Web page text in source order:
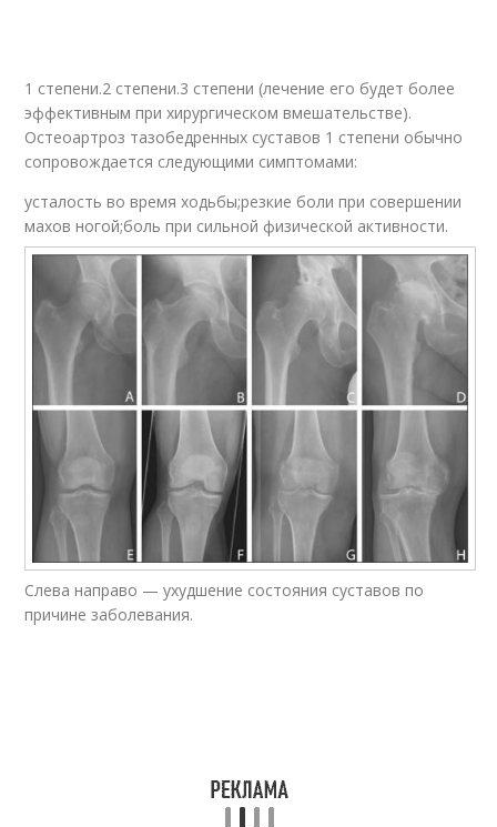
1 степени.2 степени.3 степени (лечение его будет более
эффективным при хирургическом вмешательстве).
Остеоартроз тазобедренных суставов 1 степени обычно
сопровождается следующими симптомами:
усталость во время ходьбы;резкие боли при совершении
махов ногой;боль при сильной физической активности.
Слева направо — ухудшение состояния суставов по
причине заболевания.